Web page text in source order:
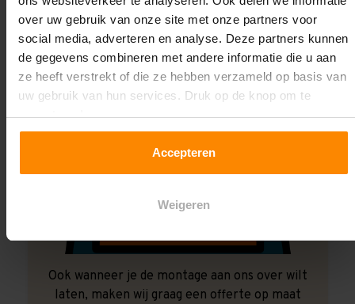
over uw gebruik van onze site met onze partners voor
social media, adverteren en analyse. Deze partners kunnen
de gegevens combineren met andere informatie die u aan
ze heeft verstrekt of die ze hebben verzameld op basis van
uw gebruik van hun services. Druk op de knop om te
accepteren!
Accepteren
Weigeren
Ook wanneer je de montage aan ons over wilt
laten, maken wij graag een offerte op maat